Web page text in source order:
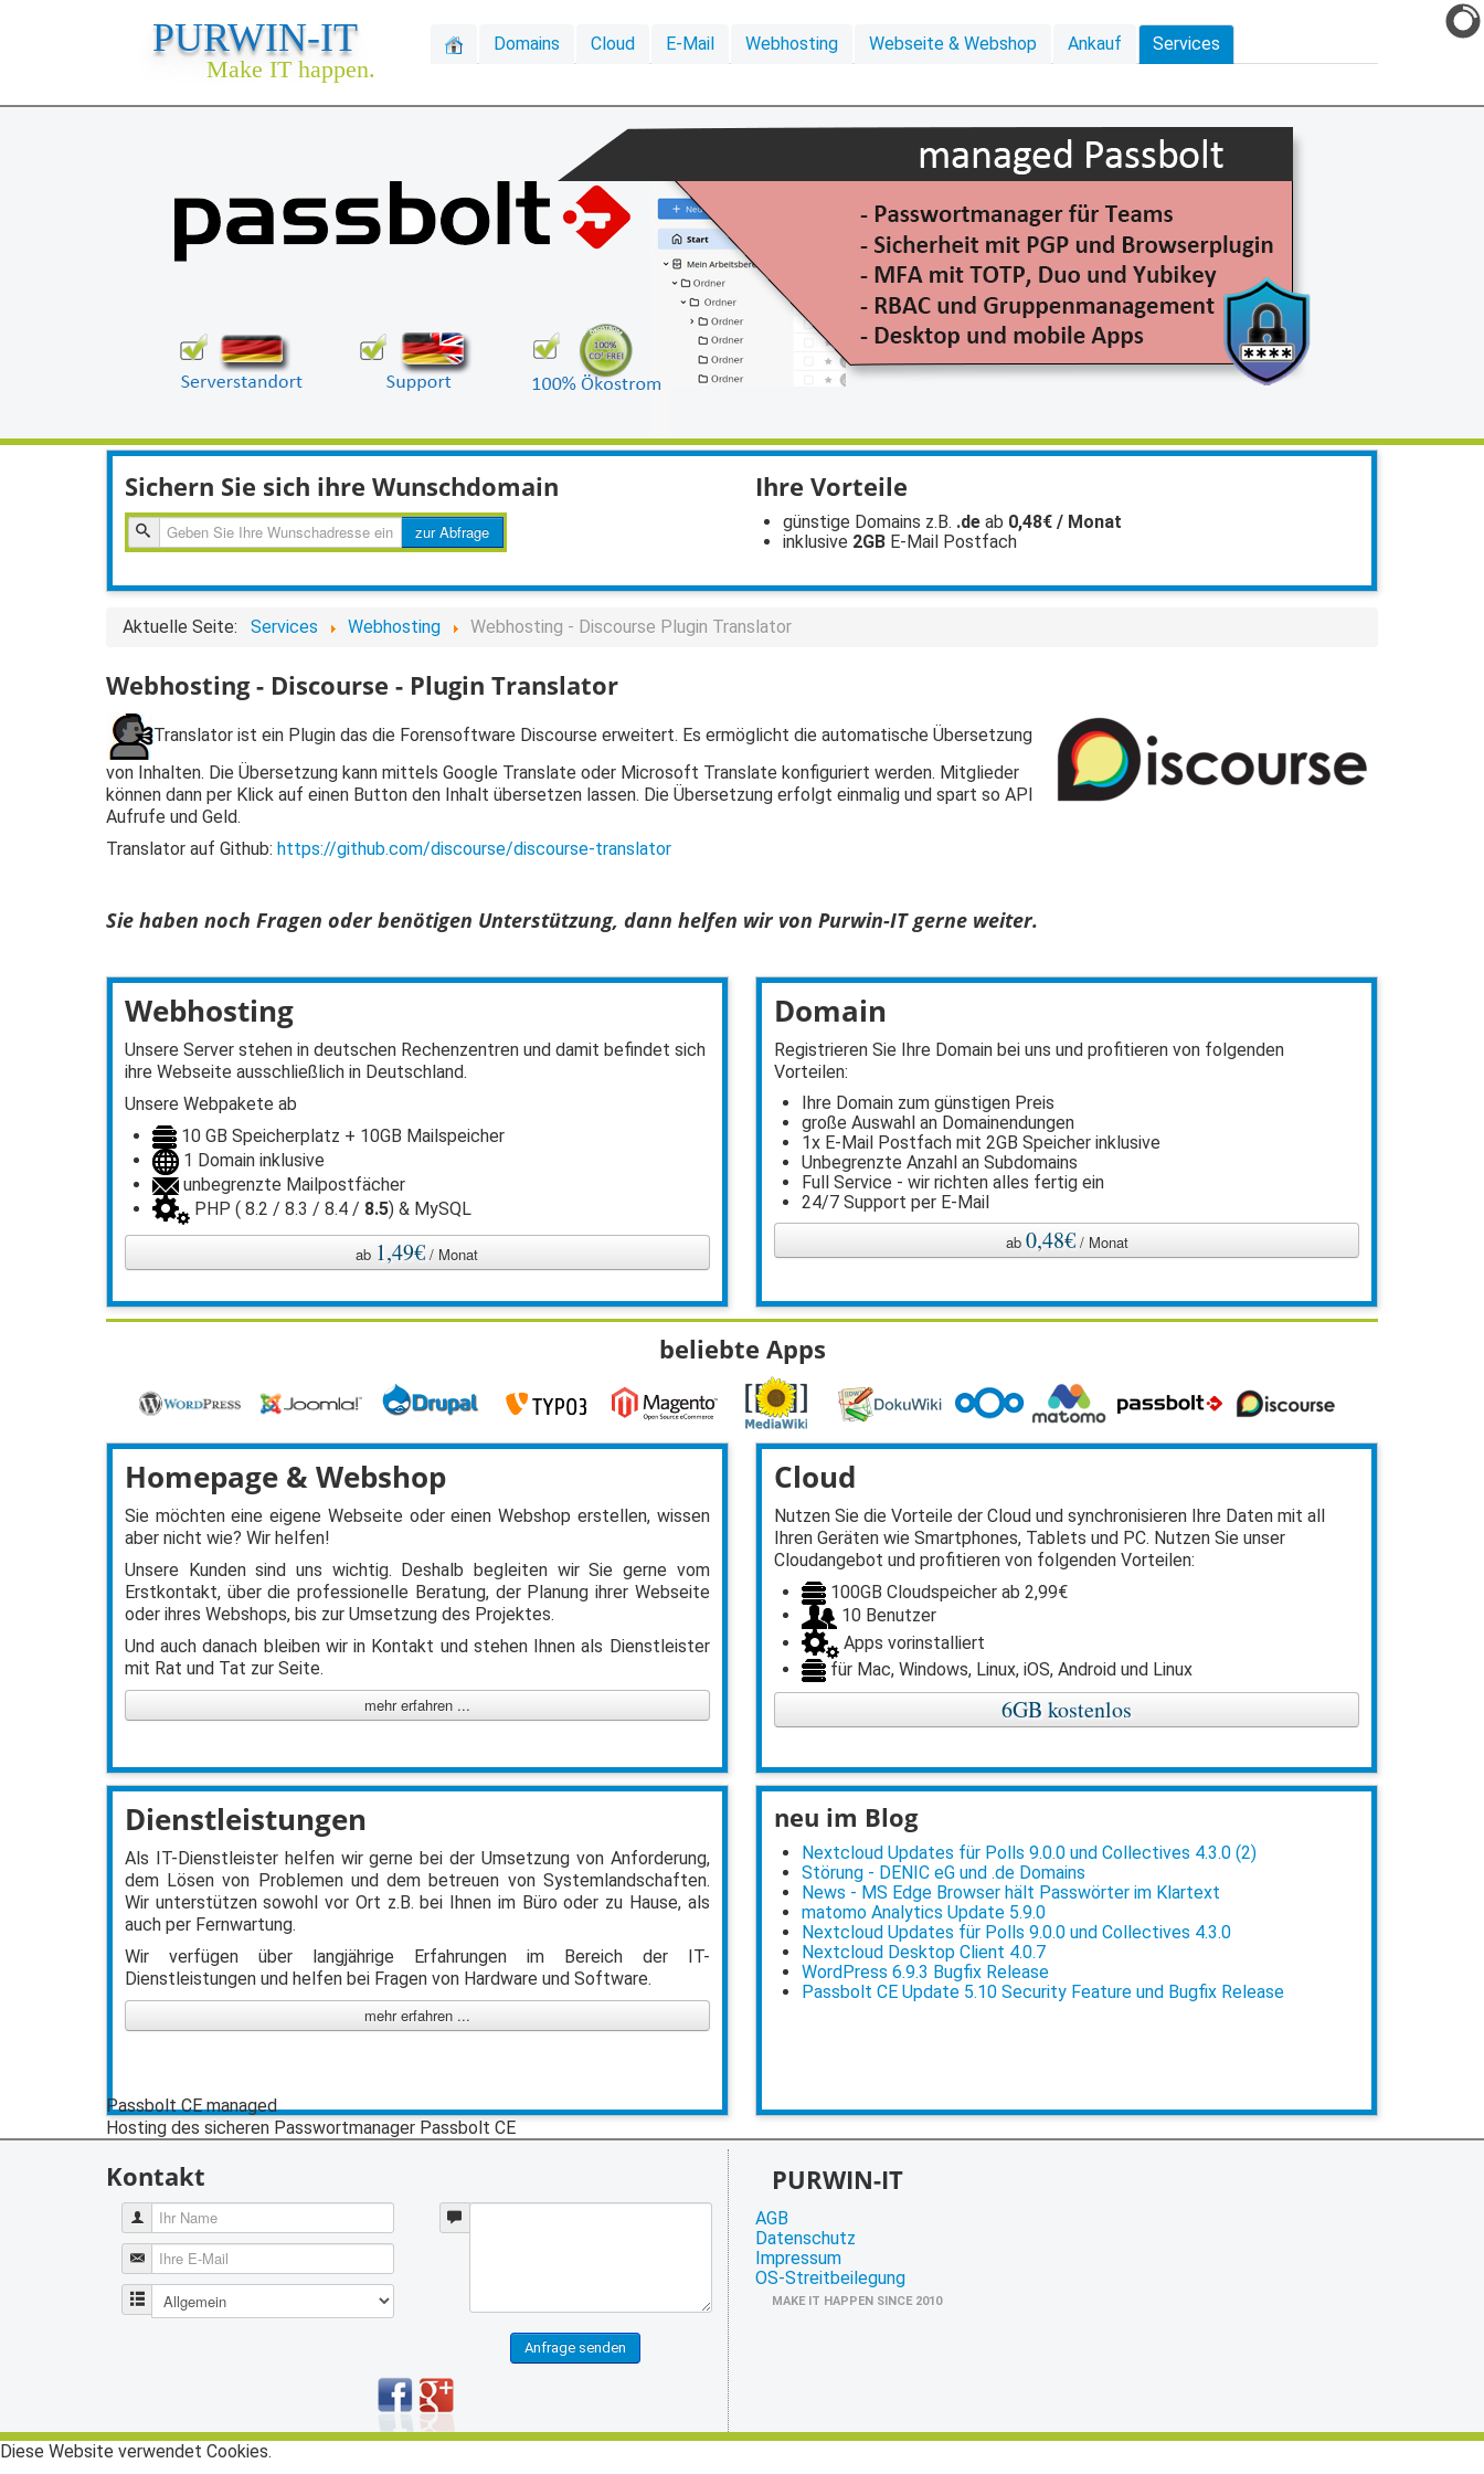
PURWIN-IT
Make IT happen.
Domains Cloud E-Mail Webhosting Webseite & Webshop Ankauf Services
Passbolt CE managed
Hosting des sicheren Passwortmanager Passbolt CE
Sichern Sie sich ihre Wunschdomain
zur
Abfragen
zur Abfrage
Ihre Vorteile
günstige Domains z.B. .deab 0,48€ / Monat
inklusive 2GBE-Mail Postfach
Aktuelle Seite: Services Webhosting Webhosting - Discourse Plugin Translator
Webhosting - Discourse - Plugin Translator
Translator ist ein Plugin das die Forensoftware Discourse erweitert. Es ermöglicht die automatische Übersetzung
von Inhalten. Die Übersetzung kann mittels Google Translate oder Microsoft Translate konfiguriert werden. Mitglieder
können dann per Klick auf einen Button den Inhalt übersetzen lassen. Die Übersetzung erfolgt einmalig und spart so API
Aufrufe und Geld.
Translator auf Github: https://github.com/discourse/discourse-translator
Sie haben noch Fragen oder benötigen Unterstützung, dann helfen wir von Purwin-IT gerne weiter.
Webhosting
Unsere Server stehen in deutschen Rechenzentren und damit befindet sich
ihre Webseite ausschließlich in Deutschland.
Unsere Webpakete ab
10 GB Speicherplatz + 10GB Mailspeicher
1 Domain inklusive
unbegrenzte Mailpostfächer
PHP ( 8.2 / 8.3 / 8.4 / 8.5) & MySQL
ab 1,49€ / Monat
Domain
Registrieren Sie Ihre Domain bei uns und profitieren von folgenden
Vorteilen:
Ihre Domain zum günstigen Preis
große Auswahl an Domainendungen
1x E-Mail Postfach mit 2GB Speicher inklusive
Unbegrenzte Anzahl an Subdomains
Full Service - wir richten alles fertig ein
24/7 Support per E-Mail
ab 0,48€/ Monat
beliebte Apps
Homepage & Webshop
Sie möchten eine eigene Webseite oder einen Webshop erstellen, wissen
aber nicht wie? Wir helfen!
Unsere Kunden sind uns wichtig. Deshalb begleiten wir Sie gerne vom
Erstkontakt, über die professionelle Beratung, der Planung ihrer Webseite
oder ihres Webshops, bis zur Umsetzung des Projektes.
Und auch danach bleiben wir in Kontakt und stehen Ihnen als Dienstleister
mit Rat und Tat zur Seite.
mehr erfahren ...
Cloud
Nutzen Sie die Vorteile der Cloud und synchronisieren Ihre Daten mit all
Ihren Geräten wie Smartphones, Tablets und PC. Nutzen Sie unser
Cloudangebot und profitieren von folgenden Vorteilen:
100GB Cloudspeicher ab 2,99€
10 Benutzer
Apps vorinstalliert
für Mac, Windows, Linux, iOS, Android und Linux
6GB kostenlos
Dienstleistungen
Als IT-Dienstleister helfen wir gerne bei der Umsetzung von Anforderung,
dem Lösen von Problemen und dem betreuen von Systemlandschaften.
Wir unterstützen sowohl vor Ort z.B. bei Ihnen im Büro oder zu Hause, als
auch per Fernwartung.
Wir verfügen über langjährige Erfahrungen im Bereich der IT-
Dienstleistungen und helfen bei Fragen von Hardware und Software.
mehr erfahren ...
neu im Blog
Nextcloud Updates für Polls 9.0.0 und Collectives 4.3.0 (2)
Störung - DENIC eG und .de Domains
News - MS Edge Browser hält Passwörter im Klartext
matomo Analytics Update 5.9.0
Nextcloud Updates für Polls 9.0.0 und Collectives 4.3.0
Nextcloud Desktop Client 4.0.7
WordPress 6.9.3 Bugfix Release
Passbolt CE Update 5.10 Security Feature und Bugfix Release
Kontakt
Anfrage senden
PURWIN-IT
AGB
Datenschutz
Impressum
OS-Streitbeilegung
MAKE IT HAPPEN SINCE 2010
Diese Website verwendet Cookies.